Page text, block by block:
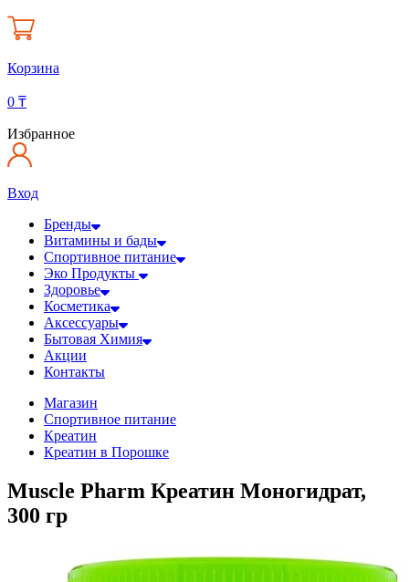
Корзина
0 ₸
Избранное
Вход
Бренды
Витамины и бады
Спортивное питание
Эко Продукты
Здоровье
Косметика
Аксессуары
Бытовая Химия
Акции
Контакты
Магазин
Спортивное питание
Креатин
Креатин в Порошке
Muscle Pharm Креатин Моногидрат,
300 гр